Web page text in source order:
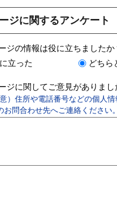
ジに関するアンケート
ジの情報は役に立ちましたか
立った
どちら
ジに関してご意見がありま
意）住所や電話番号などの個人
お問合わせ先へご連絡ください。